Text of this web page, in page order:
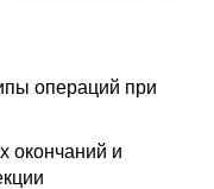
операций при
окончаний и